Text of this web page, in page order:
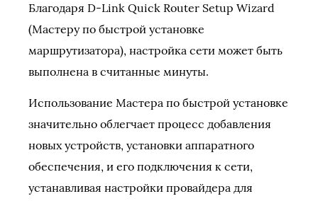
Благодаря D-Link Quick Router Setup Wizard
(Мастеру по быстрой установке
маршрутизатора), настройка сети может быть
выполнена в считанные минуты.
Использование Мастера по быстрой установке
значительно облегчает процесс добавления
новых устройств, установки аппаратного
обеспечения, и его подключения к сети,
устанавливая настройки провайдера для